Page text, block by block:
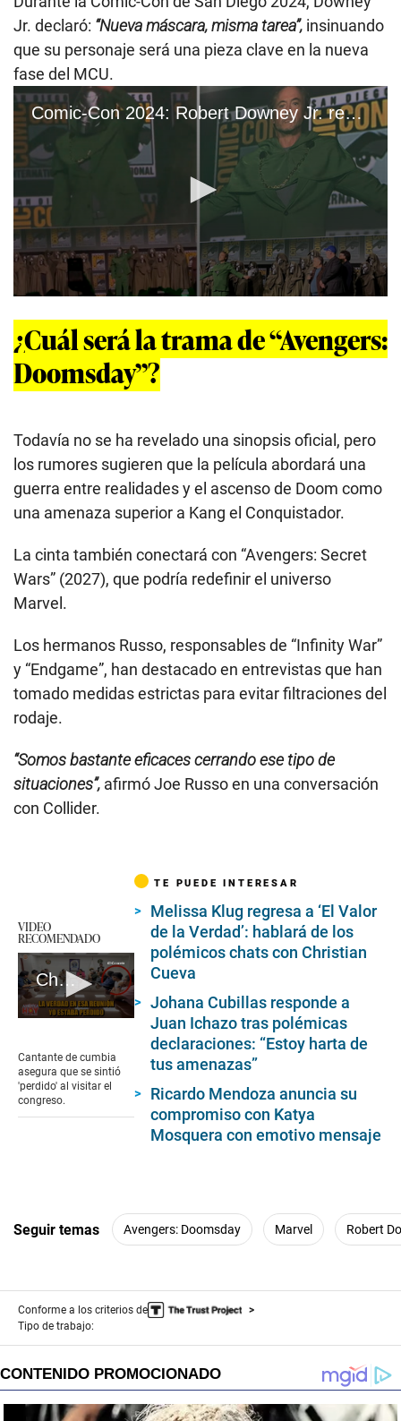
Jr. declaró: “Nueva máscara, misma tarea”, insinuando
que su personaje será una pieza clave en la nueva
fase del MCU.
Comic-Con 2024: Robert Downey Jr. reaparece en Marvel como el Doctor Doom
s
c
d
f
2
6
s
e
c
o
d
s
¿Cuál será la trama de “Avengers:
Doomsday”?
Todavía no se ha revelado una sinopsis oficial, pero
los rumores sugieren que la película abordará una
guerra entre realidades y el ascenso de Doom como
una amenaza superior a Kang el Conquistador.
La cinta también conectará con “Avengers: Secret
Wars” (2027), que podría redefinir el universo
Marvel.
Los hermanos Russo, responsables de “Infinity War”
y “Endgame”, han destacado en entrevistas que han
tomado medidas estrictas para evitar filtraciones del
rodaje.
“Somos bastante eficaces cerrando ese tipo de
situaciones”, afirmó Joe Russo en una conversación
con Collider.
VIDEO
RECOMENDADO
Chechito explica presencia en el congreso
of
1
minute,
21
seconds
Cantante de cumbia
asegura que se sintió
'perdido' al visitar el
congreso.
TE PUEDE INTERESAR
Melissa Klug regresa a ‘El Valor
de la Verdad’: hablará de los
polémicos chats con Christian
Cueva
Johana Cubillas responde a
Juan Ichazo tras polémicas
declaraciones: “Estoy harta de
tus amenazas”
Ricardo Mendoza anuncia su
compromiso con Katya
Mosquera con emotivo mensaje
Seguir temas Avengers: Doomsday Marvel Robert
Conforme a los criterios de
Tipo de trabajo: